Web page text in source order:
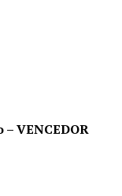
VENCEDOR